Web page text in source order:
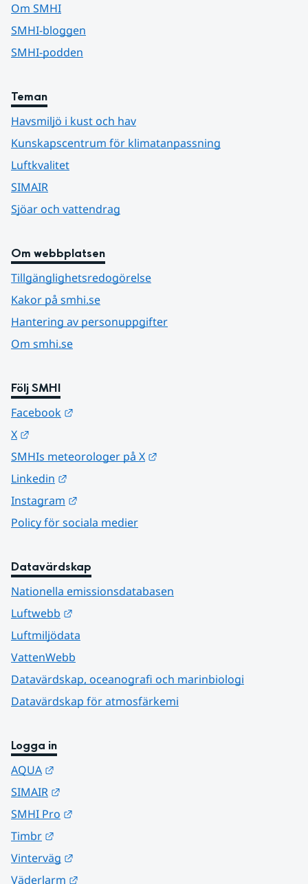
Om SMHI
SMHI-bloggen
SMHI-podden
Teman
Havsmiljö i kust och hav
Kunskapscentrum för klimatanpassning
Luftkvalitet
SIMAIR
Sjöar och vattendrag
Om webbplatsen
Tillgänglighetsredogörelse
Kakor på smhi.se
Hantering av personuppgifter
Om smhi.se
Följ SMHI
Facebook
X
SMHIs meteorologer på X
Linkedin
Instagram
Policy för sociala medier
Datavärdskap
Nationella emissionsdatabasen
Luftwebb
Luftmiljödata
VattenWebb
Datavärdskap, oceanografi och marinbiologi
Datavärdskap för atmosfärkemi
Logga in
AQUA
SIMAIR
SMHI Pro
Timbr
Vinterväg
Väderlarm